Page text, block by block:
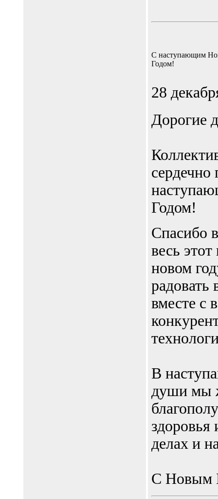
С наступающим
Годом!
28
Дорогие
сердечно
Годом!
Спасибо
весь
новом
радовать
вместе с
В
души мы
здоровья
делах и
С Новым